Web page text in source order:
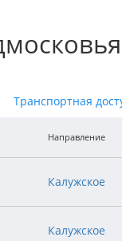
Транспортная
Направление
Калужское
Калужское